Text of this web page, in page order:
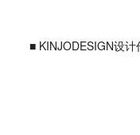
■ KINJODESIGN设计